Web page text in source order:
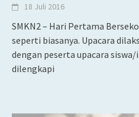
18 Juli 2016
SMKN2 – Hari Pertama
seperti biasanya. Upacara
dengan peserta upacara
dilengkapi